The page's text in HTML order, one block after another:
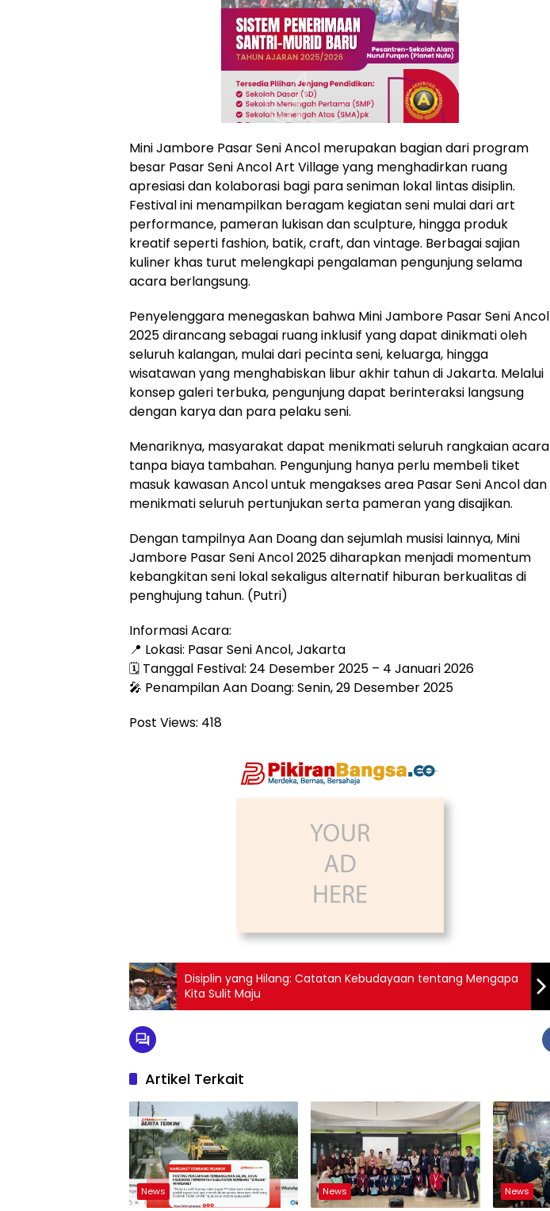
Mini Jambore Pasar Seni Ancol merupakan bagian dari program
besar Pasar Seni Ancol Art Village yang menghadirkan ruang
apresiasi dan kolaborasi bagi para seniman lokal lintas disiplin.
Festival ini menampilkan beragam kegiatan seni mulai dari art
performance, pameran lukisan dan sculpture, hingga produk
kreatif seperti fashion, batik, craft, dan vintage. Berbagai sajian
kuliner khas turut melengkapi pengalaman pengunjung selama
acara berlangsung.
Penyelenggara menegaskan bahwa Mini Jambore Pasar Seni Ancol
2025 dirancang sebagai ruang inklusif yang dapat dinikmati oleh
seluruh kalangan, mulai dari pecinta seni, keluarga, hingga
wisatawan yang menghabiskan libur akhir tahun di Jakarta. Melalui
konsep galeri terbuka, pengunjung dapat berinteraksi langsung
dengan karya dan para pelaku seni.
Menariknya, masyarakat dapat menikmati seluruh rangkaian acara
tanpa biaya tambahan. Pengunjung hanya perlu membeli tiket
masuk kawasan Ancol untuk mengakses area Pasar Seni Ancol dan
menikmati seluruh pertunjukan serta pameran yang disajikan.
Dengan tampilnya Aan Doang dan sejumlah musisi lainnya, Mini
Jambore Pasar Seni Ancol 2025 diharapkan menjadi momentum
kebangkitan seni lokal sekaligus alternatif hiburan berkualitas di
penghujung tahun. (Putri)
Informasi Acara:
📍 Lokasi: Pasar Seni Ancol, Jakarta
🗓️ Tanggal Festival: 24 Desember 2025 – 4 Januari 2026
🎤 Penampilan Aan Doang: Senin, 29 Desember 2025
Post Views: 418
Disiplin yang Hilang: Catatan Kebudayaan tentang Mengapa
Kita Sulit Maju
Artikel Terkait
News News News